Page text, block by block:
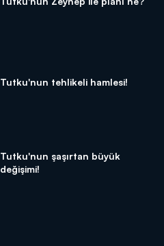
Tutku'nun tehlikeli hamlesi!
Tutku'nun şaşırtan büyük
değişimi!